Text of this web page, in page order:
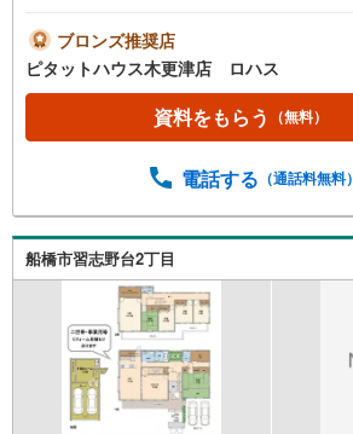
ものや家族の衣服も収納できます！
ブロンズ推奨店
ピタットハウス木更津店 ロハス
資料をもらう （無料）
電話する （通話料無料）
船橋市習志野台2丁目